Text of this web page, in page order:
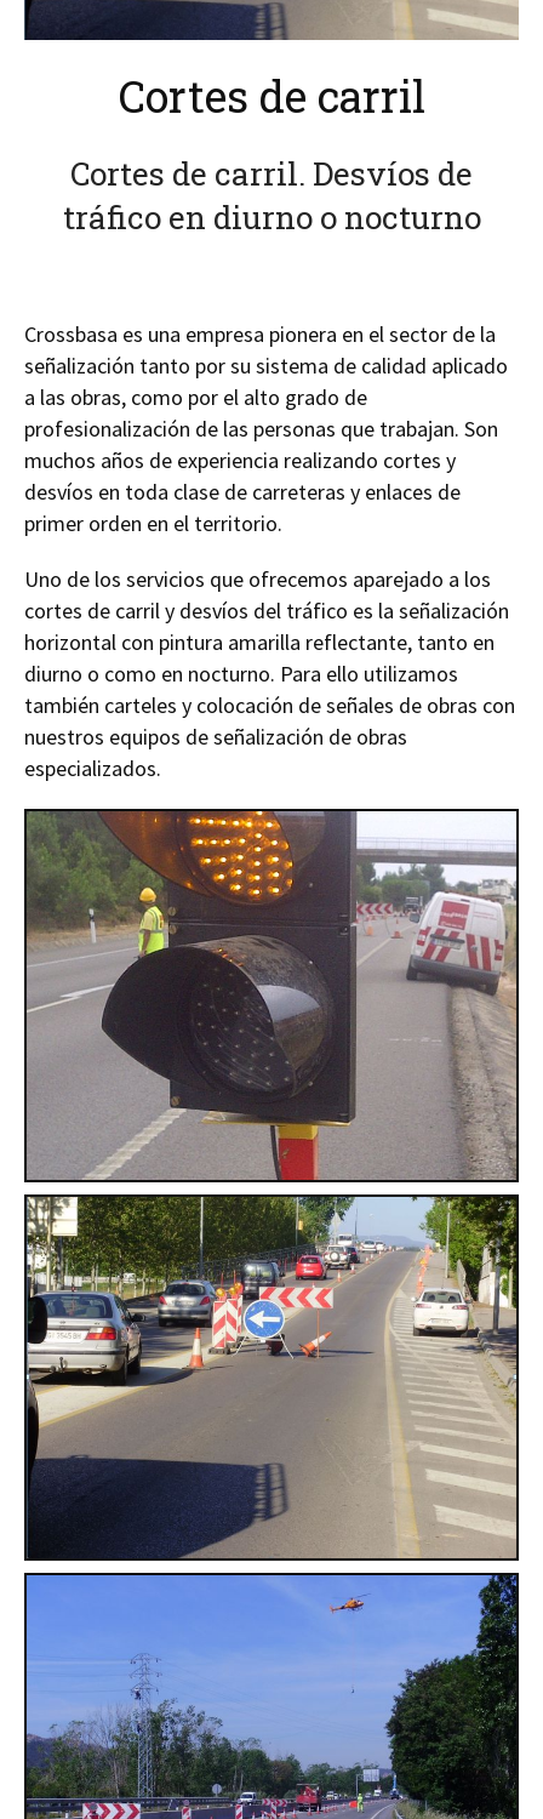
Cortes de carril
Cortes de carril. Desvíos de
tráfico en diurno o nocturno
Crossbasa es una empresa pionera en el sector de la
señalización tanto por su sistema de calidad aplicado
a las obras, como por el alto grado de
profesionalización de las personas que trabajan. Son
muchos años de experiencia realizando cortes y
desvíos en toda clase de carreteras y enlaces de
primer orden en el territorio.
Uno de los servicios que ofrecemos aparejado a los
cortes de carril y desvíos del tráfico es la señalización
horizontal con pintura amarilla reflectante, tanto en
diurno o como en nocturno. Para ello utilizamos
también carteles y colocación de señales de obras con
nuestros equipos de señalización de obras
especializados.